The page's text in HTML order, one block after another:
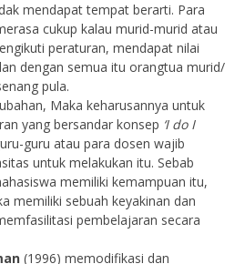
mendapat tempat berarti. Para
cukup kalau murid-murid atau
peraturan, mendapat nilai
dengan semua itu orangtua murid/
pula.
Maka keharusannya untuk
yang bersandar konsep ‘I do I
guru atau para dosen wajib
untuk melakukan itu. Sebab
memiliki kemampuan itu,
memiliki sebuah keyakinan dan
pembelajaran secara
(1996) memodifikasi dan